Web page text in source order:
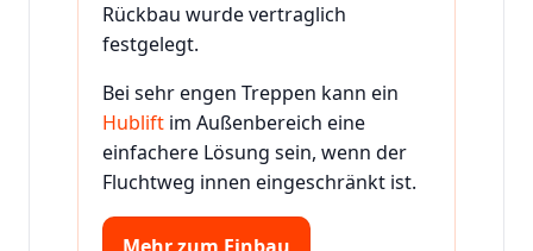
Rückbau wurde vertraglich
festgelegt.
Bei sehr engen Treppen kann ein
Hublift im Außenbereich eine
einfachere Lösung sein, wenn der
Fluchtweg innen eingeschränkt ist.